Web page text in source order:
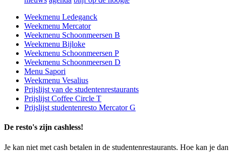
Weekmenu Ledeganck
Weekmenu Mercator
Weekmenu Schoonmeersen B
Weekmenu Bijloke
Weekmenu Schoonmeersen P
Weekmenu Schoonmeersen D
Menu Sapori
Weekmenu Vesalius
Prijslijst van de studentenrestaurants
Prijslijst Coffee Circle T
Prijslijst studentenresto Mercator G
De resto's zijn cashless!
Je kan niet met cash betalen in de studen­ten­res­tau­rants. Hoe kan je